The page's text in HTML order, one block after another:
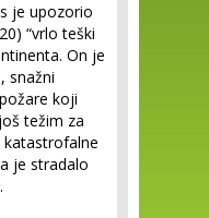
je upozorio
“vrlo teški
On je
snažni
koji
težim za
katastrofalne
je stradalo